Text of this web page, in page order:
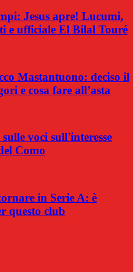
Jesus apre! Lucumi,
e ufficiale El Bilal Touré
Mastantuono: deciso il
e cosa fare all’asta
voci sull'interesse
Como
in Serie A: è
questo club